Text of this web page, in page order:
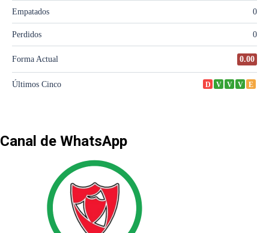
Canal de WhatsApp